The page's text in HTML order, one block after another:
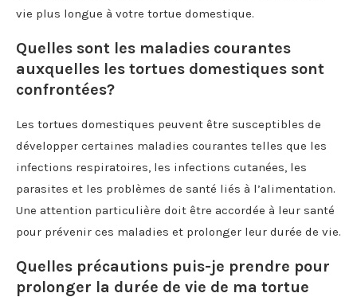
vie plus longue à votre tortue domestique.
Quelles sont les maladies courantes
auxquelles les tortues domestiques sont
confrontées?
Les tortues domestiques peuvent être susceptibles de
développer certaines maladies courantes telles que les
infections respiratoires, les infections cutanées, les
parasites et les problèmes de santé liés à l’alimentation.
Une attention particulière doit être accordée à leur santé
pour prévenir ces maladies et prolonger leur durée de vie.
Quelles précautions puis-je prendre pour
prolonger la durée de vie de ma tortue